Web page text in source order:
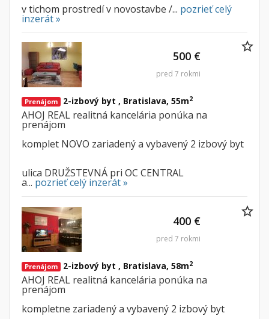
v tichom prostredí v novostavbe /... pozrieť celý
inzerát »
Prenájom 2-izbový byt , Bratislava, 55m2
AHOJ REAL realitná kancelária ponúka na
prenájom
komplet NOVO zariadený a vybavený 2 izbový byt
ulica DRUŽSTEVNÁ pri OC CENTRAL
a... pozrieť celý inzerát »
500 €
pred 7 rokmi
Prenájom 2-izbový byt , Bratislava, 58m2
AHOJ REAL realitná kancelária ponúka na
prenájom
kompletne zariadený a vybavený 2 izbový byt
400 €
pred 7 rokmi